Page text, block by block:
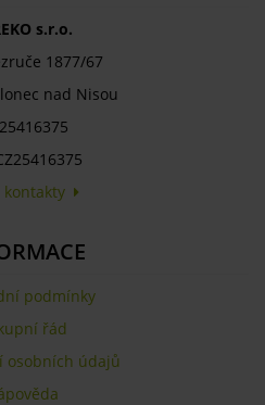
s.r.o.
1877/67
nad Nisou
kontakty
podmínky
řád
osobních údajů